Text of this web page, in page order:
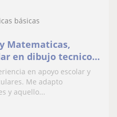
básicas
Matematicas,
en dibujo tecnico y
en apoyo escolar y
Me adapto
y aquello...